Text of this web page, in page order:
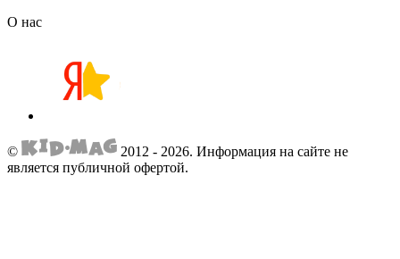
О нас
© 2012 - 2026. Информация на сайте не
является публичной офертой.